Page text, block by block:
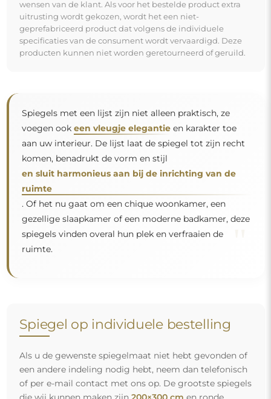
ruimte.
Als u de gewenste spiegelmaat niet hebt gevonden of
een andere indeling nodig hebt, neem dan telefonisch
of per e-mail contact met ons op. De grootste spiegels
die wij kunnen maken zijn
200×300 cm
200 cm
vervaardigen spiegels op individuele bestelling. Wij
nodigen u uit om uw aanvraag samen met het
ontwerp te sturen naar het e-mailadres:
winkel@alfaram.nl.
Gratis levering en veilig transport
U hoeft zich geen zorgen te maken over het transport – wij
zorgen ervoor dat de spiegel die u heeft besteld veilig bij u
aankomt, en dat volledig kosteloos. Wij beschikken over
ons eigen wagenpark en opgeleid personeel, daarom